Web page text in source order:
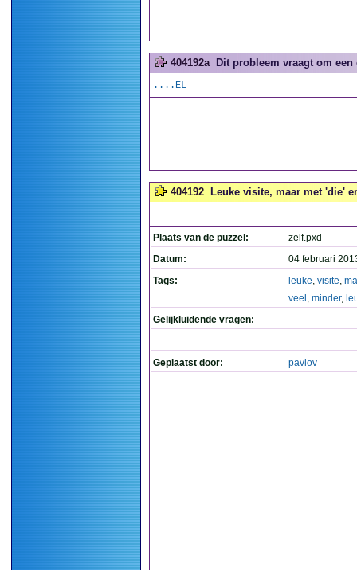
404192a Dit probleem vraagt om
....EL
404192 Leuke visite, maar met 'die'
Plaats van de puzzel:
zelf.pxd
Datum:
04 februari
Tags:
leuke, visite,
veel , minder,
Gelijkluidende vragen:
Geplaatst door: pavlov